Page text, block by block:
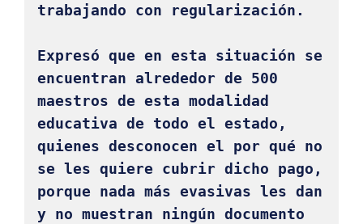
trabajando con regularización.
Expresó que en esta situación se
encuentran alrededor de 500
maestros de esta modalidad
educativa de todo el estado,
quienes desconocen el por qué no
se les quiere cubrir dicho pago,
porque nada más evasivas les dan
y no muestran ningún documento